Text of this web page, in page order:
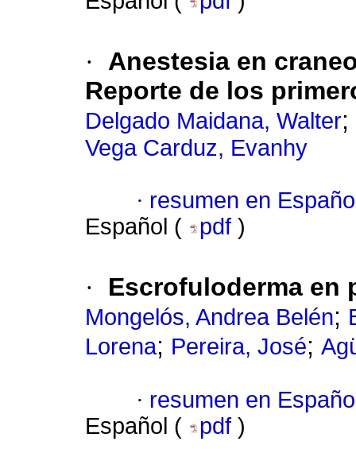
·
Anestesia en
Reporte de los
Delgado Maidana, Walter;
Vega Carduz, Evanhy
· resumen en
Español (
pdf )
· Escrofuloderma en
Mongelós, Andrea Belén;
Lorena; Pereira, José;
· resumen en
Español (
pdf )